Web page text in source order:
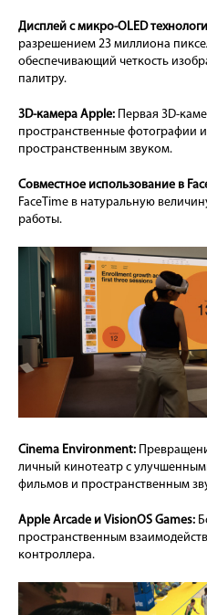
Дисплей с микро-OLED
разрешением 23 миллиона
обеспечивающий четкость
палитру.
3D-камера Apple: Первая 3D-
пространственные фотографии
пространственным звуком.
Совместное использование в
FaceTime в натуральную
работы.
Cinema Environment:
личный кинотеатр с
фильмов и пространственным
Apple Arcade и VisionOS Games:
пространственным
контроллера.